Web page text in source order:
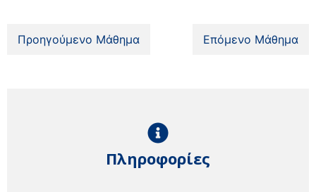
Προηγούμενο Μάθημα Επόμενο Μάθημα
Πληροφορίες